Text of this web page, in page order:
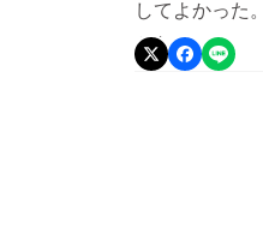
せん。難病患
なってます…
かの県の人
ケースもあ
してよかった
かなぁ…